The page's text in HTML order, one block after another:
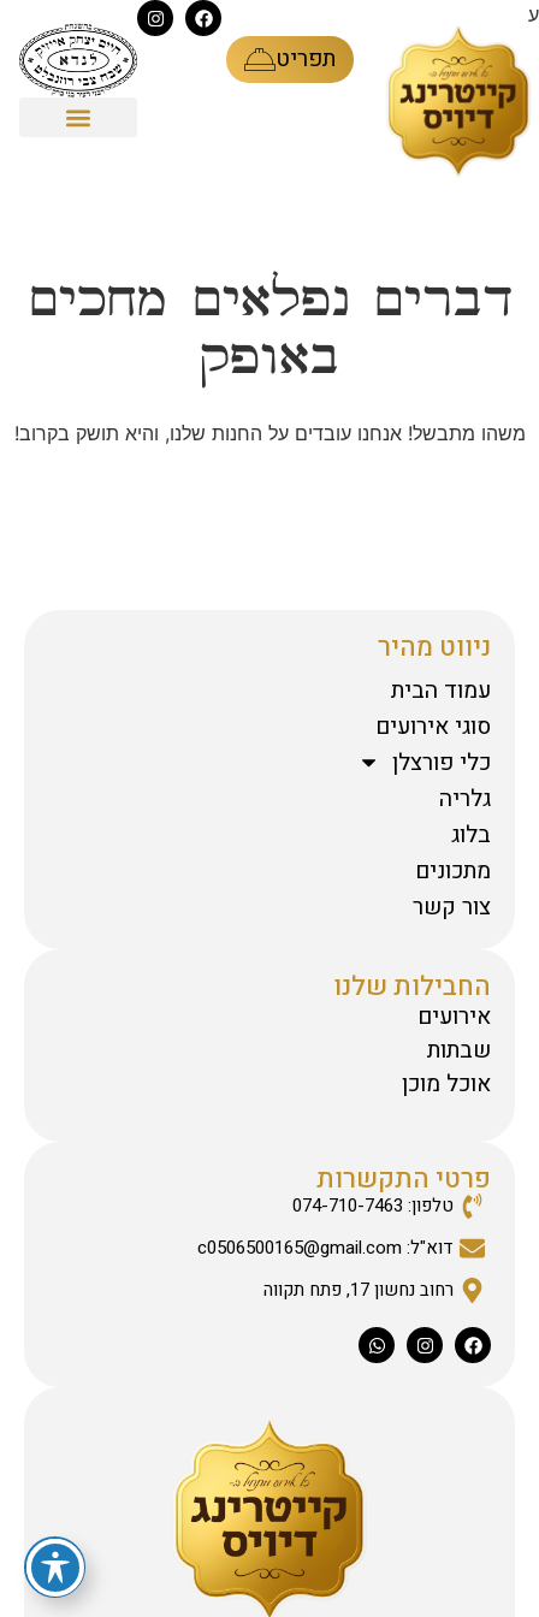
ע
תפריט
דברים נפלאים מחכים
באופק
משהו מתבשל! אנחנו עובדים על החנות שלנו, והיא תושק בקרוב!
ניווט מהיר
עמוד הבית
סוגי אירועים
כלי פורצלן
גלריה
בלוג
מתכונים
צור קשר
החבילות שלנו
אירועים
שבתות
אוכל מוכן
פרטי התקשרות
טלפון: 074-710-7463
דוא"ל: c0506500165@gmail.com
רחוב נחשון 17, פתח תקווה